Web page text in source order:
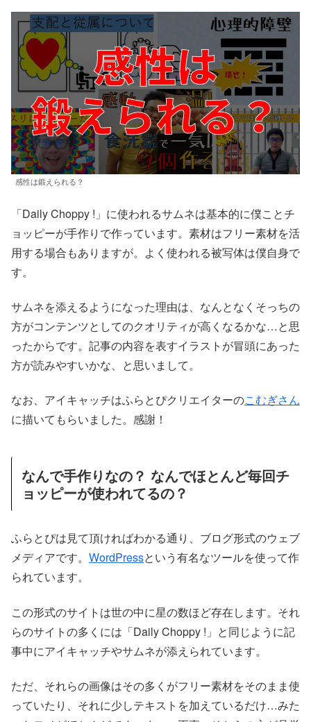
感性は鍛えられる？
「Daily Choppy !」に使われるサムネは基本的に僕ことチ
ョッピーが手作りで作っています。素材はフリー素材を活
用する場合もありますが。よく使われる被写体は僕自身で
す。
サムネを添えるようになった理由は、なんとなくそっちの
方がコンテンツとしてのクオリティが高くなるかな…と思
ったからです。記事の内容を表すイラストが冒頭にあった
方が読みやすいかな、と思いまして。
なお、アイキャッチはふらとぴクリエイターのこむぎさん
に描いてもらいました。感謝！
なんで手作りなの？ なんでほとんど毎回チ
ョッピーが使われてるの？
ふらとぴは見て頂ければわかる通り、ブログ形式のウェブ
メディアです。 WordPressという有名なツールを使って作
られています。
この形式のサイトは世の中に星の数ほど存在します。それ
らのサイトの多くには「Daily Choppy !」と同じように記
事中にアイキャッチやサムネが添えられています。
ただ、それらの画像はその多くがフリー素材をそのまま使
っていたり、それに少しテキストを加えているだけ…みた